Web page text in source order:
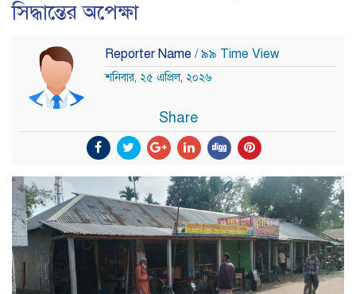
সিদ্ধান্তের অপেক্ষা
Reporter Name / ৯৯ Time View
শনিবার, ২৫ এপ্রিল, ২০২৬
Share